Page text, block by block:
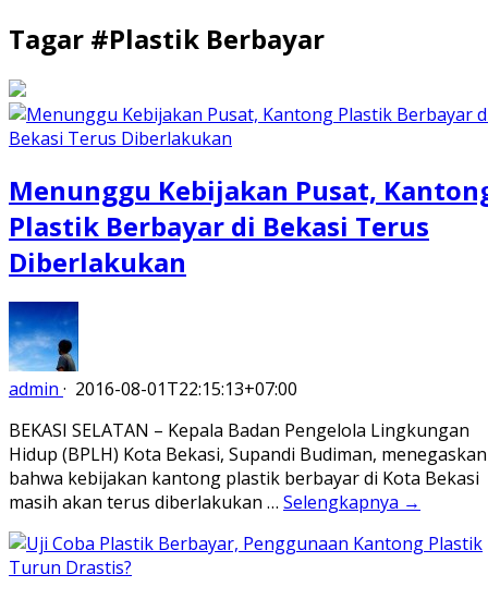
Tagar #Plastik Berbayar
Menunggu Kebijakan Pusat,
Plastik Berbayar di Bekasi Terus
Diberlakukan
admin · 2016-08-01T22:15:13+07:00
BEKASI SELATAN – Kepala Badan Pengelola Lingkungan
Hidup (BPLH) Kota Bekasi, Supandi Budiman, menegaskan
bahwa kebijakan kantong plastik berbayar di Kota Bekasi
masih akan terus diberlakukan … Selengkapnya →